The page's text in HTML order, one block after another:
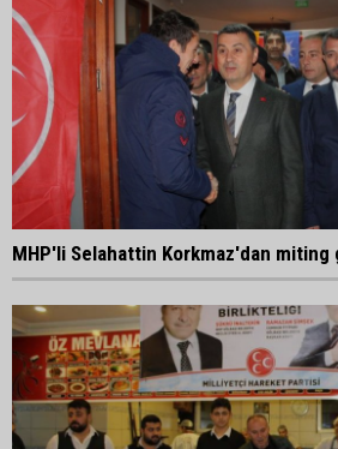
MHP'li Selahattin Korkmaz'dan miting